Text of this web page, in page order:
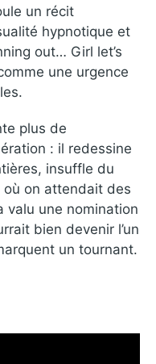
un récit
hypnotique et
out… Girl let’s
une urgence
plus de
: il redessine
insuffle du
on attendait des
valu une nomination
bien devenir l’un
un tournant.